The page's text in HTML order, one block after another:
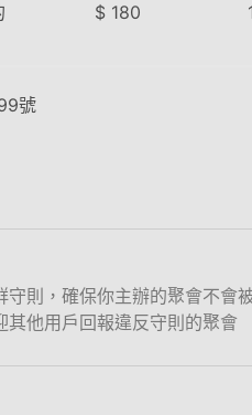
$ 180
號
守則，確保你主辦的聚會不會
其他用戶回報違反守則的聚會